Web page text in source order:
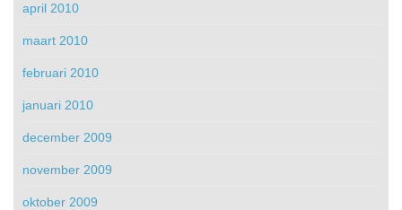
april 2010
maart 2010
februari 2010
januari 2010
december 2009
november 2009
oktober 2009